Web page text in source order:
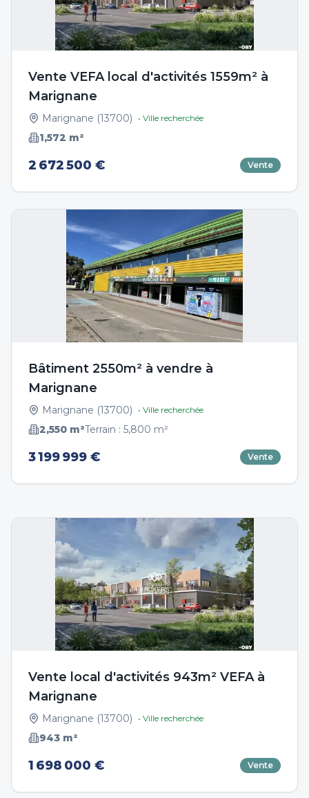
Vente VEFA local d'activités 1559m² à
Marignane
Marignane (13700) • Ville recherchée
1,572 m²
2 672 500 € Vente
Bâtiment 2550m² à vendre à
Marignane
Marignane (13700) • Ville recherchée
2,550 m²Terrain : 5,800 m²
3 199 999 € Vente
Vente local d'activités 943m² VEFA à
Marignane
Marignane (13700) • Ville recherchée
943 m²
1 698 000 € Vente